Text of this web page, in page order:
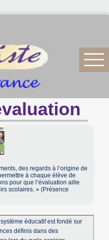
des regards à l’origine de
à chaque élève de
pour que l’évaluation aille
scolaires. » (Présence
éducatif est fondé sur
définis dans des